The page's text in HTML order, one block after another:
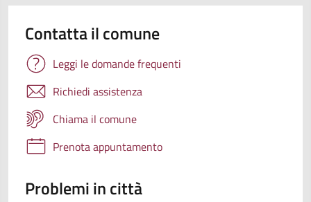
Contatta il comune
Leggi le domande frequenti
Richiedi assistenza
Chiama il comune
Prenota appuntamento
Problemi in città